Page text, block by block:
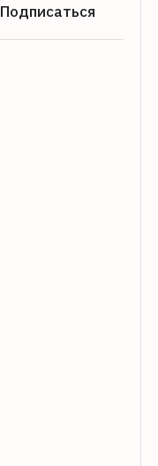
Подписаться